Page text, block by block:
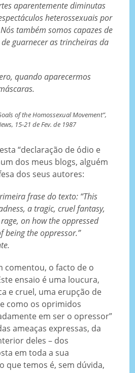
aparentemente diminutas
heterossexuais por
também somos capazes de
guarnecer as trincheiras da
quando aparecermos
of the Homossexual Movement”,
15-21 de Fev. de 1987
“declaração de ódio e
dos meus blogs, alguém
dos seus autores:
frase do texto: “This
a tragic, cruel fantasy,
on how the oppressed
being the oppressor.”
comentou, o facto de o
ensaio é uma loucura,
e cruel, uma erupção de
como os oprimidos
em ser o opressor”
ameaças expressas, da
deles – dos
em toda a sua
que temos é, sem dúvida,